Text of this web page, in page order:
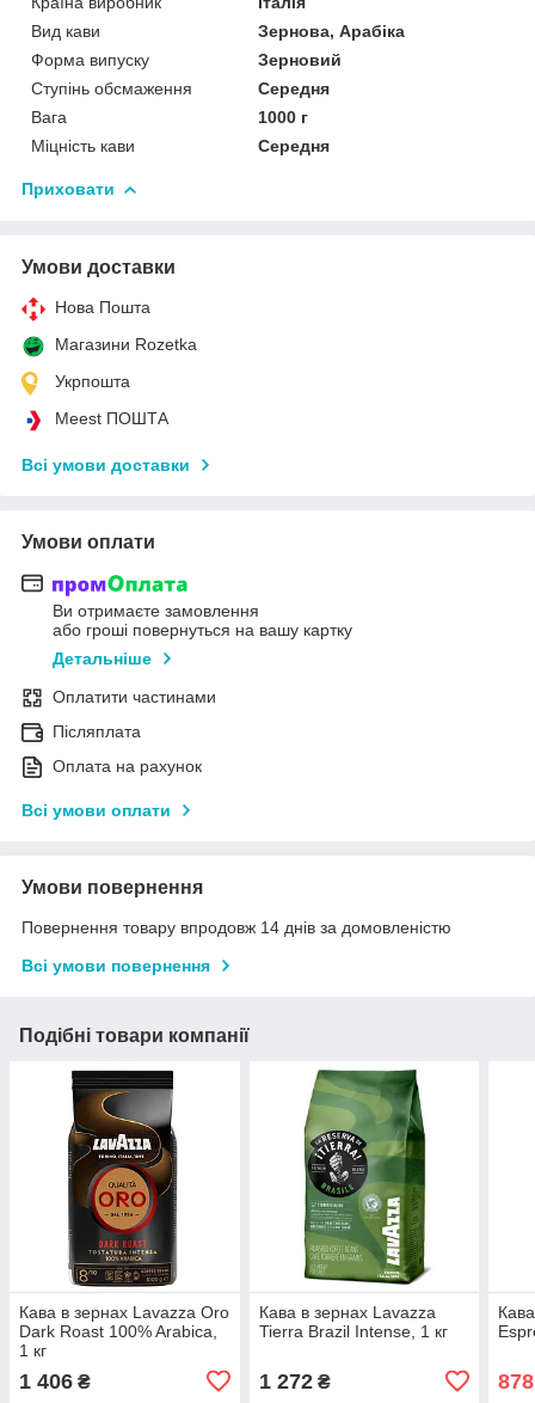
Вид кави
Зернова, Арабіка
Форма випуску
Зерновий
Ступінь обсмаження
Середня
Вага
1000 г
Міцність кави
Середня
Приховати
Умови доставки
Нова Пошта
Магазини Rozetka
Укрпошта
Meest ПОШТА
Всі умови доставки
Умови оплати
Ви отримаєте замовлення
або гроші повернуться на вашу картку
Детальніше
Оплатити частинами
Післяплата
Оплата на рахунок
Всі умови оплати
Умови повернення
Повернення товару впродовж 14 днів за домовленістю
Всі умови повернення
Подібні товари компанії
Кава в зернах Lavazza Oro
Dark Roast 100% Arabica,
1 кг
1 406 ₴
Кава в зернах Lavazza
Tierra Brazil Intense, 1 кг
1 272₴ 878